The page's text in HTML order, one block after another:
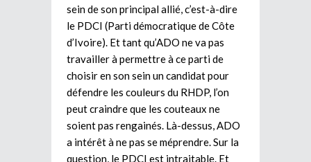
sein de son principal allié, c’est-à-dire
le PDCI (Parti démocratique de Côte
d’Ivoire). Et tant qu’ADO ne va pas
travailler à permettre à ce parti de
choisir en son sein un candidat pour
défendre les couleurs du RHDP, l’on
peut craindre que les couteaux ne
soient pas rengainés. Là-dessus, ADO
a intérêt à ne pas se méprendre. Sur la
question, le PDCI est intraitable. Et